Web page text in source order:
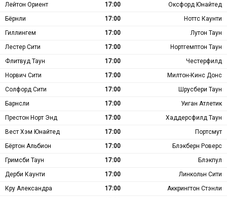
Лейтон Ориент
17:00
Оксфорд Юнайтед
Бёрнли
17:00
Ноттс Каунти
Гиллингем
17:00
Лутон Таун
Лестер Сити
17:00
Нортгемптон Таун
Флитвуд Таун
17:00
Честерфилд
Норвич Сити
17:00
Милтон-Кинс Донс
Солфорд Сити
17:00
Шрусбери Таун
Барнсли
17:00
Уиган Атлетик
Престон Норт Энд
17:00
Хаддерсфилд Таун
Вест Хэм Юнайтед
17:00
Портсмут
Бёртон Альбион
17:00
Блэкберн Роверс
Гримсби Таун
17:00
Блэкпул
Дерби Каунти
17:00
Линкольн Сити
Кру Александра
17:00
Аккрингтон Стэнли